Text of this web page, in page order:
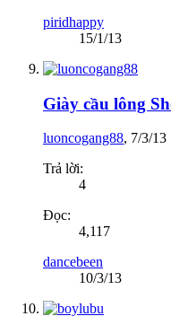
piridhappy
15/1/13
Giày cầu lông
luoncogang88, 7/3/13
Trả lời:
4
Đọc:
4,117
dancebeen
10/3/13